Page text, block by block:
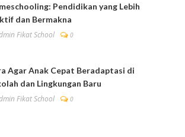
Pendidikan yang Lebih
dan Bermakna
Fikat School
0
Agar Anak Cepat Beradaptasi di
dan Lingkungan Baru
Fikat School
0